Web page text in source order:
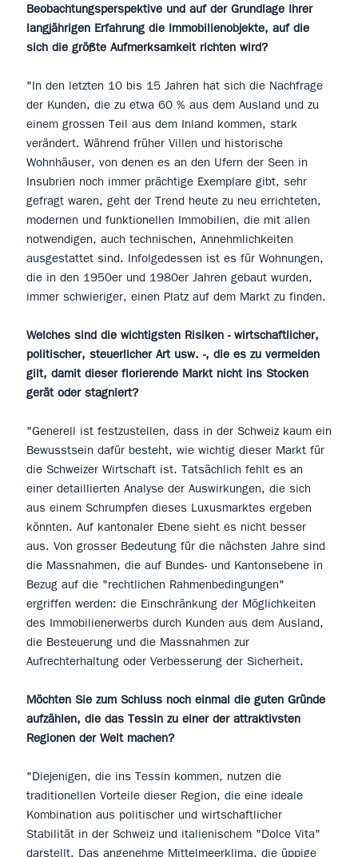
Beobachtungsperspektive und auf der Grundlage Ihrer
langjährigen Erfahrung die Immobilienobjekte, auf die
sich die größte Aufmerksamkeit richten wird?
"In den letzten 10 bis 15 Jahren hat sich die Nachfrage
der Kunden, die zu etwa 60 % aus dem Ausland und zu
einem grossen Teil aus dem Inland kommen, stark
verändert. Während früher Villen und historische
Wohnhäuser, von denen es an den Ufern der Seen in
Insubrien noch immer prächtige Exemplare gibt, sehr
gefragt waren, geht der Trend heute zu neu errichteten,
modernen und funktionellen Immobilien, die mit allen
notwendigen, auch technischen, Annehmlichkeiten
ausgestattet sind. Infolgedessen ist es für Wohnungen,
die in den 1950er und 1980er Jahren gebaut wurden,
immer schwieriger, einen Platz auf dem Markt zu finden.
Welches sind die wichtigsten Risiken - wirtschaftlicher,
politischer, steuerlicher Art usw. -, die es zu vermeiden
gilt, damit dieser florierende Markt nicht ins Stocken
gerät oder stagniert?
"Generell ist festzustellen, dass in der Schweiz kaum ein
Bewusstsein dafür besteht, wie wichtig dieser Markt für
die Schweizer Wirtschaft ist. Tatsächlich fehlt es an
einer detaillierten Analyse der Auswirkungen, die sich
aus einem Schrumpfen dieses Luxusmarktes ergeben
könnten. Auf kantonaler Ebene sieht es nicht besser
aus. Von grosser Bedeutung für die nächsten Jahre sind
die Massnahmen, die auf Bundes- und Kantonsebene in
Bezug auf die "rechtlichen Rahmenbedingungen"
ergriffen werden: die Einschränkung der Möglichkeiten
des Immobilienerwerbs durch Kunden aus dem Ausland,
die Besteuerung und die Massnahmen zur
Aufrechterhaltung oder Verbesserung der Sicherheit.
Möchten Sie zum Schluss noch einmal die guten Gründe
aufzählen, die das Tessin zu einer der attraktivsten
Regionen der Welt machen?
"Diejenigen, die ins Tessin kommen, nutzen die
traditionellen Vorteile dieser Region, die eine ideale
Kombination aus politischer und wirtschaftlicher
Stabilität in der Schweiz und italienischem "Dolce Vita"
darstellt. Das angenehme Mittelmeerklima, die üppige